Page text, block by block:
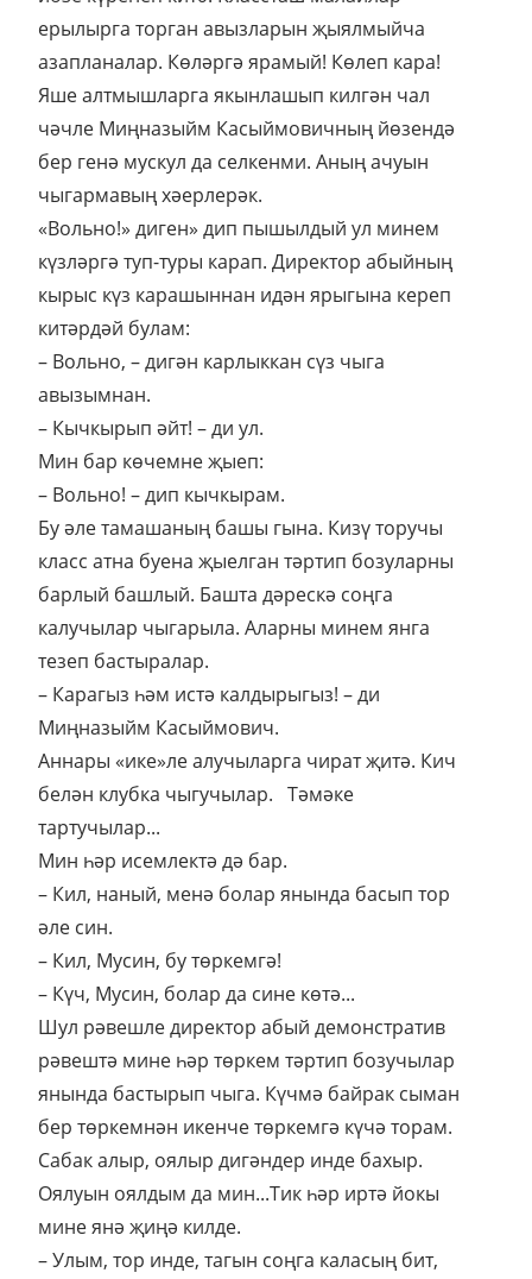
ерылырга торган авызларын җыялмыйча
азапланалар. Көләргә ярамый! Көлеп кара!
Яше алтмышларга якынлашып килгән чал
чәчле Миңназыйм Касыймовичның йөзендә
бер генә мускул да селкенми. Аның ачуын
чыгармавың хәерлерәк.
«Вольно!» диген» дип пышылдый ул минем
күзләргә туп-туры карап. Директор абыйның
кырыс күз карашыннан идән ярыгына кереп
китәрдәй булам:
– Вольно, – дигән карлыккан сүз чыга
авызымнан.
– Кычкырып әйт! – ди ул.
Мин бар көчемне җыеп:
– Вольно! – дип кычкырам.
Бу әле тамашаның башы гына. Кизү торучы
класс атна буена җыелган тәртип бозуларны
барлый башлый. Башта дәрескә соңга
калучылар чыгарыла. Аларны минем янга
тезеп бастыралар.
– Карагыз һәм истә калдырыгыз! – ди
Миңназыйм Касыймович.
Аннары «ике»ле алучыларга чират җитә. Кич
белән клубка чыгучылар. Тәмәке
тартучылар...
Мин һәр исемлектә дә бар.
– Кил, наный, менә болар янында басып тор
әле син.
– Кил, Мусин, бу төркемгә!
– Күч, Мусин, болар да сине көтә...
Шул рәвешле директор абый демонстратив
рәвештә мине һәр төркем тәртип бозучылар
янында бастырып чыга. Күчмә байрак сыман
бер төркемнән икенче төркемгә күчә торам.
Сабак алыр, оялыр дигәндер инде бахыр.
Оялуын оялдым да мин...Тик һәр иртә йокы
мине янә җиңә килде.
– Улым, тор инде, тагын соңга каласың бит,